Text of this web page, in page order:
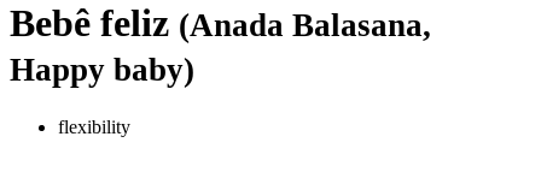
Bebê feliz (Anada Balasana,
Happy baby)
flexibility